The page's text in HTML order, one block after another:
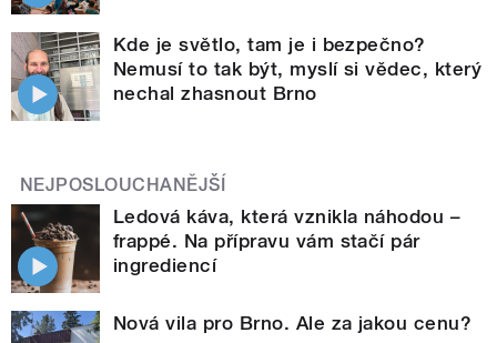
Kde je světlo, tam je i bezpečno?
Nemusí to tak být, myslí si vědec, který
nechal zhasnout Brno
NEJPOSLOUCHANĚJŠÍ
Ledová káva, která vznikla náhodou –
frappé. Na přípravu vám stačí pár
ingrediencí
Nová vila pro Brno. Ale za jakou cenu?